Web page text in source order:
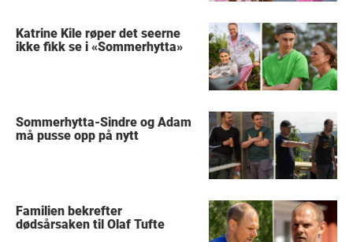
Katrine Kile røper det seerne
ikke fikk se i «Sommerhytta»
Sommerhytta-Sindre og Adam
må pusse opp på nytt
Familien bekrefter
dødsårsaken til Olaf Tufte